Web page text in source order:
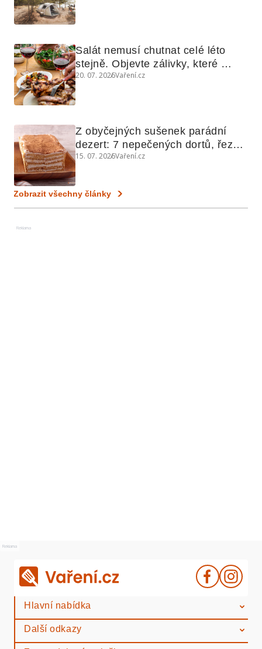
Salát nemusí chutnat celé léto
stejně. Objevte zálivky, které
využijete i na maso, nudle nebo
20. 07. 2026Vaření.cz
Z obyčejných sušenek parádní
dezert: 7 nepečených dortů, řezů
a koláčů
15. 07. 2026Vaření.cz
Zobrazit všechny články
Reklama
Reklama
Hlavní nabídka
Další odkazy